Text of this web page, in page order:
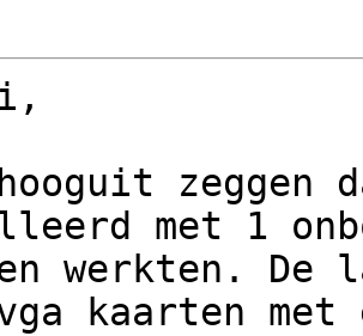
zeggen
met 1
werkten.
kaarten met